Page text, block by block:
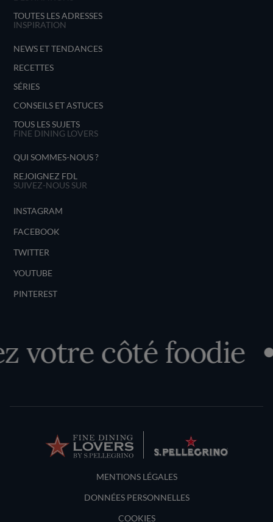
TOUTES LES ADRESSES
INSPIRATION
NEWS ET TENDANCES
RECETTES
SÉRIES
CONSEILS ET ASTUCES
TOUS LES SUJETS
FINE DINING LOVERS
QUI SOMMES-NOUS ?
REJOIGNEZ FDL
SUIVEZ-NOUS SUR
INSTAGRAM
FACEBOOK
TWITTER
YOUTUBE
PINTEREST
votre côté foodie
Terms and Conditions
MENTIONS LÉGALES
DONNÉES PERSONNELLES
COOKIES